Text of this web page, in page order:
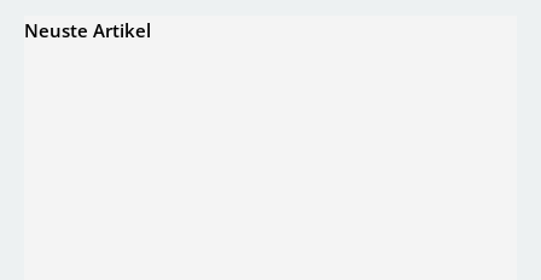
Neuste Artikel